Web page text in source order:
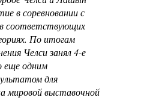
в соревновании с
соответствующих
По итогам
Челси занял 4-е
еще одним
для
мировой выставочной